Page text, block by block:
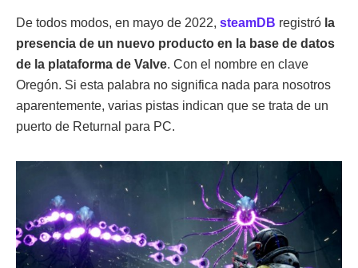
De todos modos, en mayo de 2022, steamDB registró la
presencia de un nuevo producto en la base de datos
de la plataforma de Valve. Con el nombre en clave
Oregón. Si esta palabra no significa nada para nosotros
aparentemente, varias pistas indican que se trata de un
puerto de Returnal para PC.